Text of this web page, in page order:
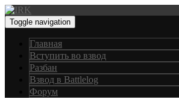
Toggle navigation
Главная
Вступить во взвод
Разбан
Взвод в Battlelog
Форум